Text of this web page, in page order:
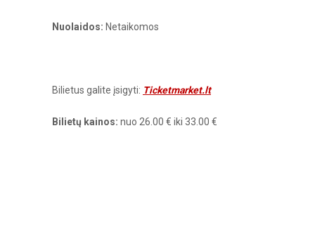
Nuolaidos: Netaikomos
Bilietus galite įsigyti: Ticketmarket.lt
Bilietų kainos: nuo 26.00 € iki 33.00 €